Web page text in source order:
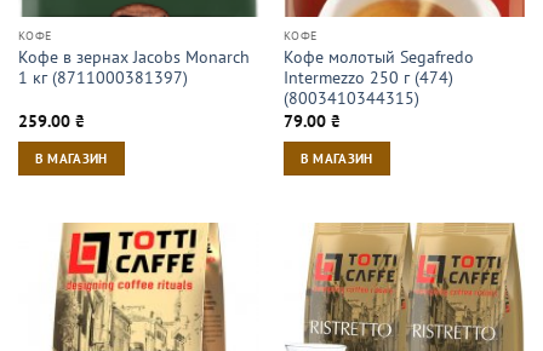
КОФЕ
Кофе в зернах Jacobs Monarch
1 кг (8711000381397)
259.00 ₴
В МАГАЗИН
КОФЕ
Кофе молотый Segafredo
Intermezzo 250 г (474)
(8003410344315)
79.00 ₴
В МАГАЗИН